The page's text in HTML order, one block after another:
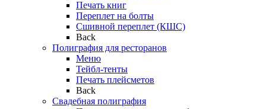
Печать книг
Переплет на болты
Сшивной переплет (КШС)
Back
Полиграфия для ресторанов
Меню
Тейбл-тенты
Печать плейсметов
Back
Свадебная полиграфия